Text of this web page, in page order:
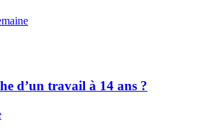
d’un travail à 14 ans ?